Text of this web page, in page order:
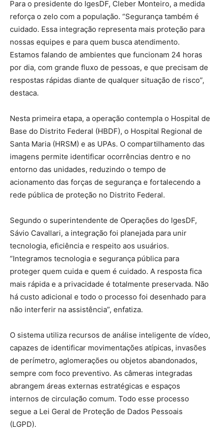
Para o presidente do IgesDF, Cleber Monteiro, a medida
reforça o zelo com a população. “Segurança também é
cuidado. Essa integração representa mais proteção para
nossas equipes e para quem busca atendimento.
Estamos falando de ambientes que funcionam 24 horas
por dia, com grande fluxo de pessoas, e que precisam de
respostas rápidas diante de qualquer situação de risco”,
destaca.
Nesta primeira etapa, a operação contempla o Hospital de
Base do Distrito Federal (HBDF), o Hospital Regional de
Santa Maria (HRSM) e as UPAs. O compartilhamento das
imagens permite identificar ocorrências dentro e no
entorno das unidades, reduzindo o tempo de
acionamento das forças de segurança e fortalecendo a
rede pública de proteção no Distrito Federal.
Segundo o superintendente de Operações do IgesDF,
Sávio Cavallari, a integração foi planejada para unir
tecnologia, eficiência e respeito aos usuários.
“Integramos tecnologia e segurança pública para
proteger quem cuida e quem é cuidado. A resposta fica
mais rápida e a privacidade é totalmente preservada. Não
há custo adicional e todo o processo foi desenhado para
não interferir na assistência”, enfatiza.
O sistema utiliza recursos de análise inteligente de vídeo,
capazes de identificar movimentações atípicas, invasões
de perímetro, aglomerações ou objetos abandonados,
sempre com foco preventivo. As câmeras integradas
abrangem áreas externas estratégicas e espaços
internos de circulação comum. Todo esse processo
segue a Lei Geral de Proteção de Dados Pessoais
(LGPD).